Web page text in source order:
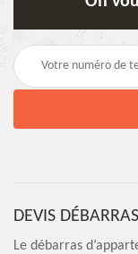
DEVIS
Le débarras